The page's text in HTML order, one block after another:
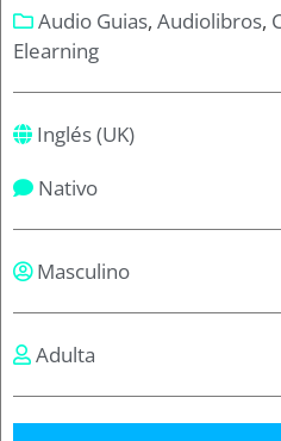
Audio Guias, Audiolibros,
Elearning
Inglés (UK)
Nativo
Masculino
Adulta